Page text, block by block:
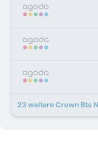
23 weitere Crown Bts